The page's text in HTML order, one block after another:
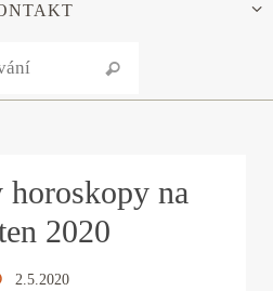
Vyhledávání
horoskopy na
2020
2.5.2020